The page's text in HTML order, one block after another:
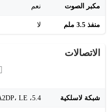
مكبر الصوت نعم
منفذ 3.5 ملم لا
الاتصالات
شبكة لاسلكية 5.4، A2DP، LE